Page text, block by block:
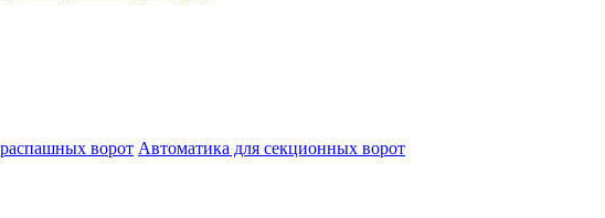
ворот Автоматика для секционных ворот